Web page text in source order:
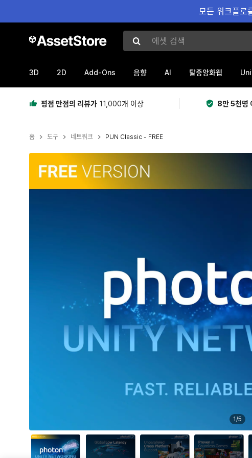
모든 워크플로
에셋 검색
3D 2D Add-Ons 음향 AI 탈중앙화웹
평점 만점의 리뷰가 11,000개 이상 8만 5천명
홈 도구 네트워크 PUN Classic - FREE
1/5